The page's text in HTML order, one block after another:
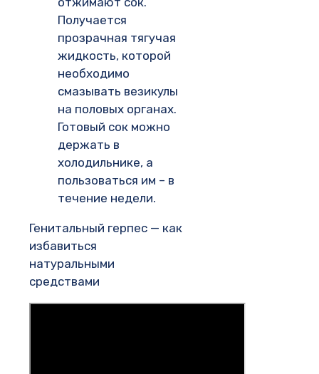
Получается
прозрачная тягучая
жидкость, которой
необходимо
смазывать везикулы
на половых органах.
Готовый сок можно
держать в
холодильнике, а
пользоваться им – в
течение недели.
Генитальный герпес — как
избавиться
натуральными
средствами